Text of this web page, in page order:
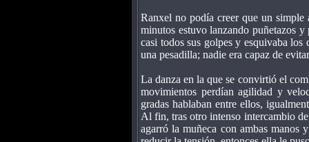
Ranxel no podía creer que un simple
minutos estuvo lanzando puñetazos
casi todos sus golpes y esquivaba
una pesadilla; nadie era capaz de
La danza en la que se convirtió el
movimientos perdían agilidad y
gradas hablaban entre ellos,
Al fin, tras otro intenso intercambio
agarró la muñeca con ambas manos